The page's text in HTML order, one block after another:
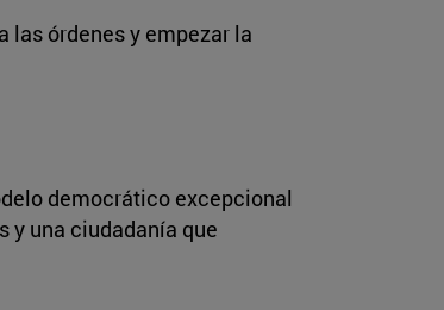
las órdenes y empezar la
democrático excepcional
y una ciudadanía que